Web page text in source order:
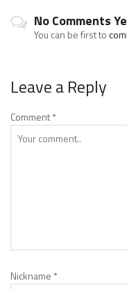
No Comments
You can be first to
Leave a Reply
Comment*
Nickname *